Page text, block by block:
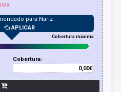
para Nariz
APLICAR
Cobertura máxima
Cobertura:
0,00€